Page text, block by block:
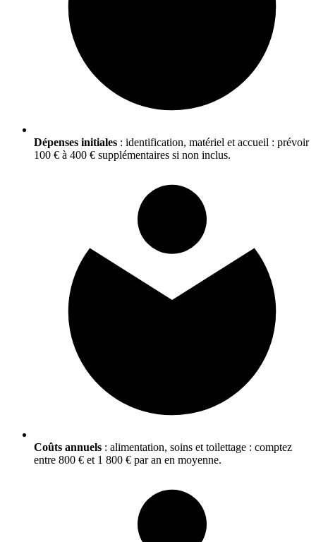
Dépenses initiales : identification, matériel et accueil : prévoir
100 € à 400 € supplémentaires si non inclus.
Coûts annuels : alimentation, soins et toilettage : comptez
entre 800 € et 1 800 € par an en moyenne.